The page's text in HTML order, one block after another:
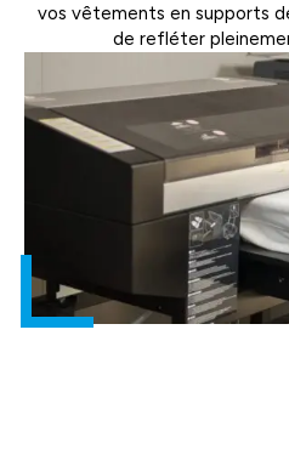
vos vêtements en supports
de refléter